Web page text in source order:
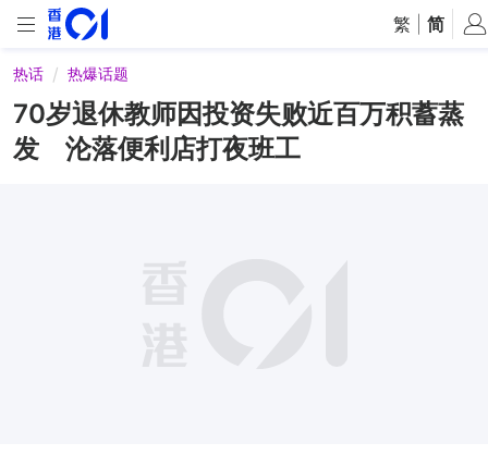
繁 简
热话 热爆话题
70岁退休教师因投资失败近百万积蓄蒸
发 沦落便利店打夜班工